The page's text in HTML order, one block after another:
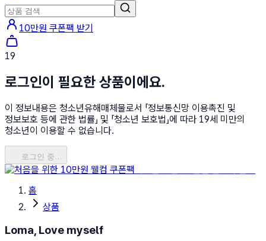
10만원 쿠폰팩 받기
19
로그인이 필요한 상품이에요.
이 정보내용은 청소년유해매체물로서 「정보통신망 이용촉진 및
정보보호 등에 관한 법률」 및 「청소년 보호법」에 따라 19세 미만의
청소년이 이용할 수 없습니다.
로그인 중…
홈
상품
Loma, Love myself